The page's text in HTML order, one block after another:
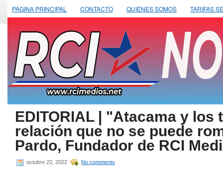
PÁGINA PRINCIPAL CONTACTO QUIÉNES SOMOS TARIFAS
EDITORIAL | "Atacama y los
relación que no se puede
Pardo, Fundador de RCI
octubre 22, 2022 No comments